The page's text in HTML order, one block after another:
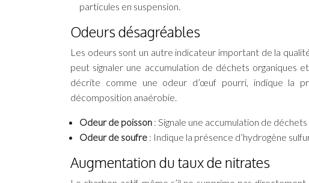
particules en suspension.
Odeurs désagréables
Les odeurs sont un autre indicateur important de la
peut signaler une accumulation de déchets organiques
décrite comme une odeur d’œuf pourri, indique la
décomposition anaérobie.
Odeur de poisson : Signale une accumulation de
Odeur de soufre : Indique la présence d’hydrogène
Augmentation du taux de nitrates